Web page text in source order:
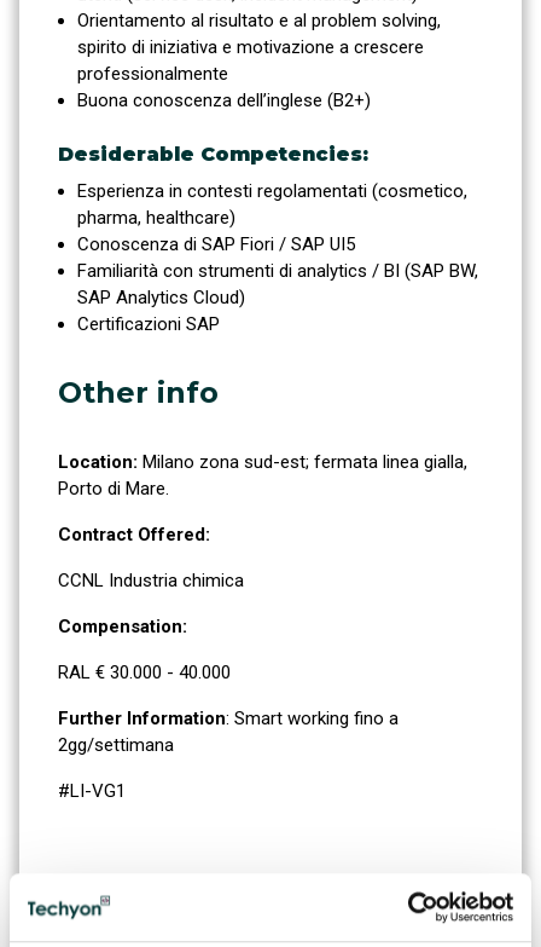
Orientamento al risultato e al problem solving,
spirito di iniziativa e motivazione a crescere
professionalmente
Buona conoscenza dell’inglese (B2+)
Desiderable Competencies:
Esperienza in contesti regolamentati (cosmetico,
pharma, healthcare)
Conoscenza di SAP Fiori / SAP UI5
Familiarità con strumenti di analytics / BI (SAP BW,
SAP Analytics Cloud)
Certificazioni SAP
Other info
Location: Milano zona sud-est; fermata linea gialla,
Porto di Mare.
Contract Offered:
CCNL Industria chimica
Compensation:
RAL € 30.000 - 40.000
Further Information: Smart working fino a
2gg/settimana
#LI-VG1
COMPILA IL FORM PER